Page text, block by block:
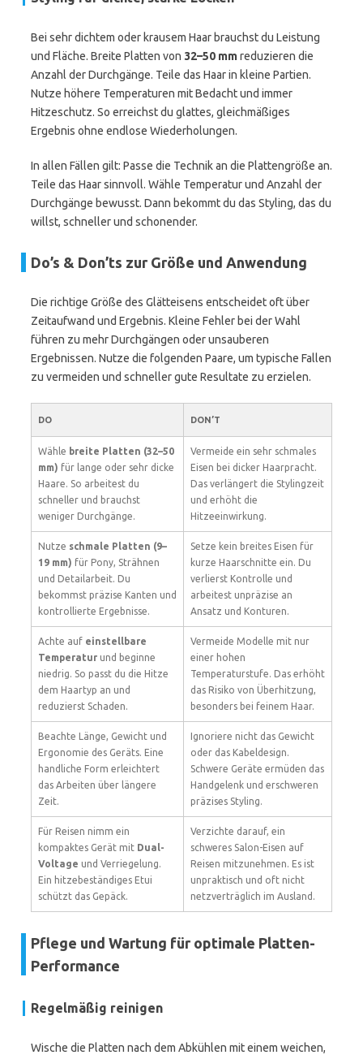
Bei sehr dichtem oder krausem Haar brauchst du Leistung
und Fläche. Breite Platten von 32–50 mmreduzieren die
Anzahl der Durchgänge. Teile das Haar in kleine Partien.
Nutze höhere Temperaturen mit Bedacht und immer
Hitzeschutz. So erreichst du glattes, gleichmäßiges
Ergebnis ohne endlose Wiederholungen.
In allen Fällen gilt: Passe die Technik an die Plattengröße an.
Teile das Haar sinnvoll. Wähle Temperatur und Anzahl der
Durchgänge bewusst. Dann bekommt du das Styling, das du
willst, schneller und schonender.
Do’s & Don’ts zur Größe und Anwendung
Die richtige Größe des Glätteisens entscheidet oft über
Zeitaufwand und Ergebnis. Kleine Fehler bei der Wahl
führen zu mehr Durchgängen oder unsauberen
Ergebnissen. Nutze die folgenden Paare, um typische Fallen
zu vermeiden und schneller gute Resultate zu erzielen.
DO DON’T
Wähle breite Platten (32–50
mm) für lange oder sehr dicke
Haare. So arbeitest du
schneller und brauchst
weniger Durchgänge.
Vermeide ein sehr schmales
Eisen bei dicker Haarpracht.
Das verlängert die Stylingzeit
und erhöht die
Hitzeeinwirkung.
Nutze schmale Platten (9–
19 mm) für Pony, Strähnen
und Detailarbeit. Du
bekommst präzise Kanten und
kontrollierte Ergebnisse.
Setze kein breites Eisen für
kurze Haarschnitte ein. Du
verlierst Kontrolle und
arbeitest unpräzise an
Ansatz und Konturen.
Achte auf einstellbare
Temperatur und beginne
niedrig. So passt du die Hitze
dem Haartyp an und
reduzierst Schaden.
Vermeide Modelle mit nur
einer hohen
Temperaturstufe. Das erhöht
das Risiko von Überhitzung,
besonders bei feinem Haar.
Beachte Länge, Gewicht und
Ergonomie des Geräts. Eine
handliche Form erleichtert
das Arbeiten über längere
Zeit.
Ignoriere nicht das Gewicht
oder das Kabeldesign.
Schwere Geräte ermüden das
Handgelenk und erschweren
präzises Styling.
Für Reisen nimm ein
kompaktes Gerät mit Dual-
Voltage und Verriegelung.
Ein hitzebeständiges Etui
schützt das Gepäck.
Verzichte darauf, ein
schweres Salon-Eisen auf
Reisen mitzunehmen. Es ist
unpraktisch und oft nicht
netzverträglich im Ausland.
Pflege und Wartung für optimale Platten-
Performance
Regelmäßig reinigen
Wische die Platten nach dem Abkühlen mit einem weichen,